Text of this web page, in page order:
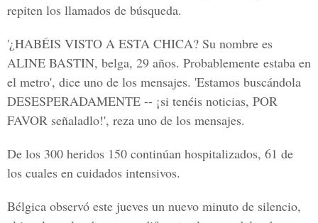
repiten los llamados de búsqueda.
'¿HABÉIS VISTO A ESTA CHICA? Su nombre es
ALINE BASTIN, belga, 29 años. Probablemente estaba en
el metro', dice uno de los mensajes. 'Estamos buscándola
DESESPERADAMENTE -- ¡si tenéis noticias, POR
FAVOR señaladlo!', reza uno de los mensajes.
De los 300 heridos 150 continúan hospitalizados, 61 de
los cuales en cuidados intensivos.
Bélgica observó este jueves un nuevo minuto de silencio,